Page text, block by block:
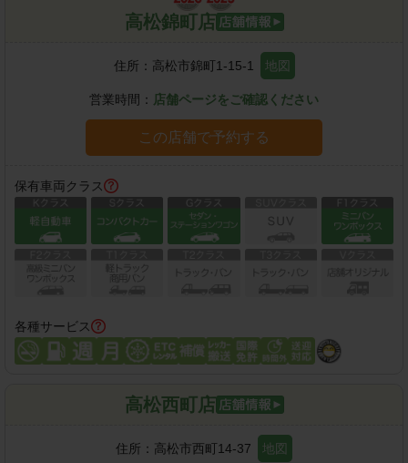
高松錦町店
住所： 高松市錦町1-15-1 地図
営業時間： 店舗ページをご確認ください
この店舗で予約する
保有車両クラス
各種サービス
高松西町店
住所： 高松市西町14-37 地図